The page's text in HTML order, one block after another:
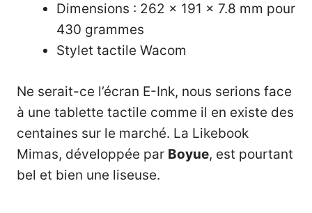
Dimensions : 262 x 191 x 7.8 mm pour
430 grammes
Stylet tactile Wacom
Ne serait-ce l’écran E-Ink, nous serions face
à une tablette tactile comme il en existe des
centaines sur le marché. La Likebook
Mimas, développée par Boyue, est pourtant
bel et bien une liseuse.